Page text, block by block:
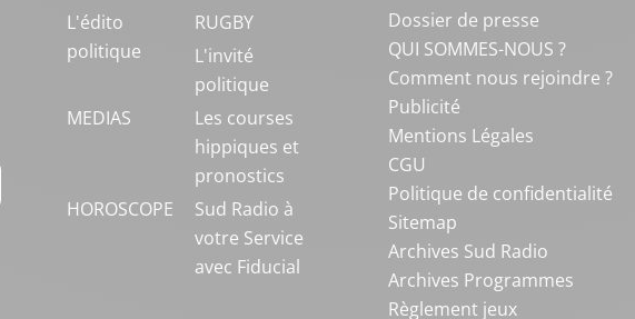
L'édito
politique
RUGBY
L'invité
politique
MEDIAS
Les courses
hippiques et
pronostics
HOROSCOPE
Sud Radio à
votre Service
avec Fiducial
Dossier de presse
QUI SOMMES-NOUS ?
Comment nous rejoindre ?
Publicité
Mentions Légales
CGU
Politique de confidentialité
Sitemap
Archives Sud Radio
Archives Programmes
Règlement jeux